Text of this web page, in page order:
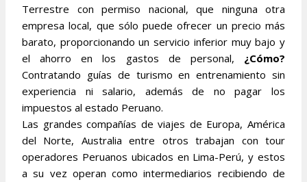
Terrestre con permiso nacional, que ninguna otra
empresa local, que sólo puede ofrecer un precio más
barato, proporcionando un servicio inferior muy bajo y
el ahorro en los gastos de personal, ¿Cómo?
Contratando guías de turismo en entrenamiento sin
experiencia ni salario, además de no pagar los
impuestos al estado Peruano.
Las grandes compañías de viajes de Europa, América
del Norte, Australia entre otros trabajan con tour
operadores Peruanos ubicados en Lima-Perú, y estos
a su vez operan como intermediarios recibiendo de